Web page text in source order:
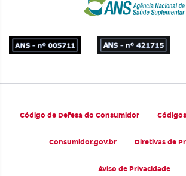
Código de Defesa do Consumidor
Consumidor.gov.br Diretivas de
Aviso de Privacidade